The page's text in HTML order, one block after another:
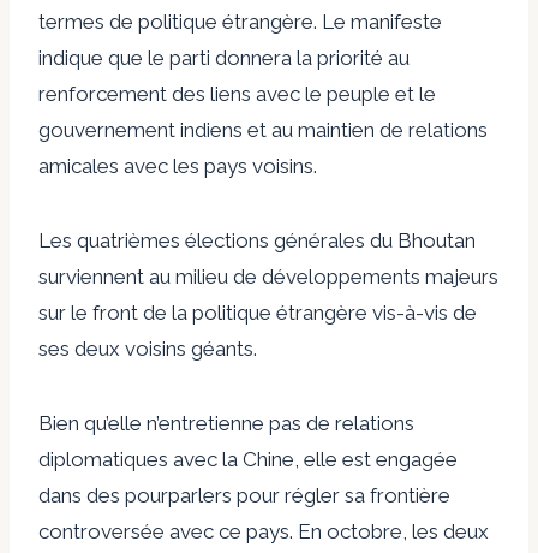
termes de politique étrangère. Le manifeste
indique que le parti donnera la priorité au
renforcement des liens avec le peuple et le
gouvernement indiens et au maintien de relations
amicales avec les pays voisins.
Les quatrièmes élections générales du Bhoutan
surviennent au milieu de développements majeurs
sur le front de la politique étrangère vis-à-vis de
ses deux voisins géants.
Bien qu’elle n’entretienne pas de relations
diplomatiques avec la Chine, elle est engagée
dans des pourparlers pour régler sa frontière
controversée avec ce pays. En octobre, les deux